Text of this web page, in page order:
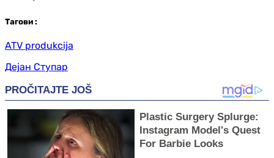
Тагови :
ATV produkcija
Дејан Ступар